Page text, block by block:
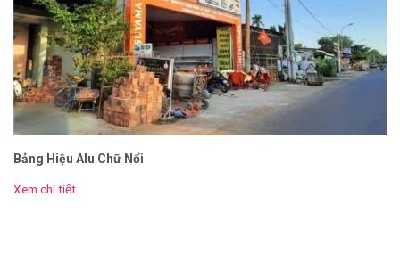
Bảng Hiệu Alu Chữ Nổi
Xem chi tiết